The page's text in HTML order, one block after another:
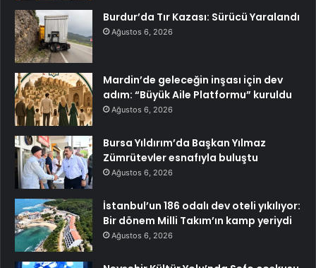
Burdur’da Tır Kazası: Sürücü Yaralandı
Ağustos 6, 2026
Mardin’de geleceğin inşası için dev
adım: “Büyük Aile Platformu” kuruldu
Ağustos 6, 2026
Bursa Yıldırım’da Başkan Yılmaz
Zümrütevler esnafıyla buluştu
Ağustos 6, 2026
İstanbul’un 186 odalı dev oteli yıkılıyor:
Bir dönem Milli Takım’ın kamp yeriydi
Ağustos 6, 2026